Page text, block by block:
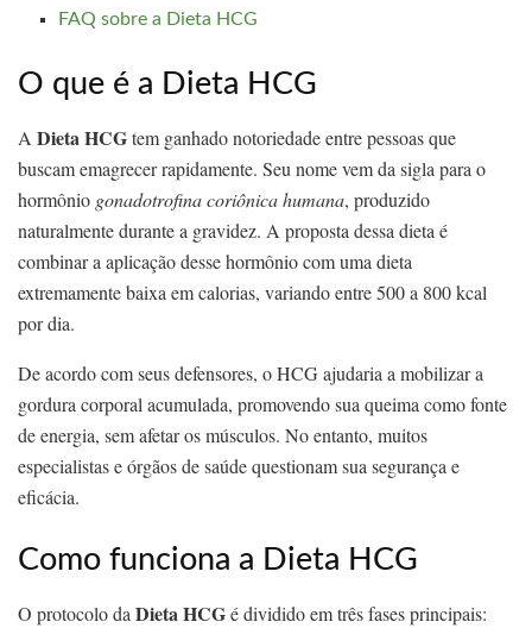
FAQ sobre a Dieta HCG
O que é a Dieta HCG
A Dieta HCGtem ganhado notoriedade entre pessoas que
buscam emagrecer rapidamente. Seu nome vem da sigla para o
hormônio gonadotrofina coriônica humana, produzido
naturalmente durante a gravidez. A proposta dessa dieta é
combinar a aplicação desse hormônio com uma dieta
extremamente baixa em calorias, variando entre 500 a 800 kcal
por dia.
De acordo com seus defensores, o HCG ajudaria a mobilizar a
gordura corporal acumulada, promovendo sua queima como fonte
de energia, sem afetar os músculos. No entanto, muitos
especialistas e órgãos de saúde questionam sua segurança e
eficácia.
Como funciona a Dieta HCG
O protocolo da Dieta HCGé dividido em três fases principais: